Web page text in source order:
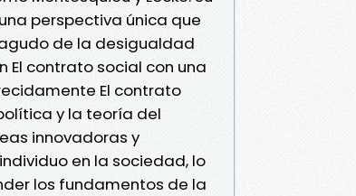
perspectiva única que
de la desigualdad
El contrato social con una
El contrato
y la teoría del
innovadoras y
en la sociedad, lo
los fundamentos de la